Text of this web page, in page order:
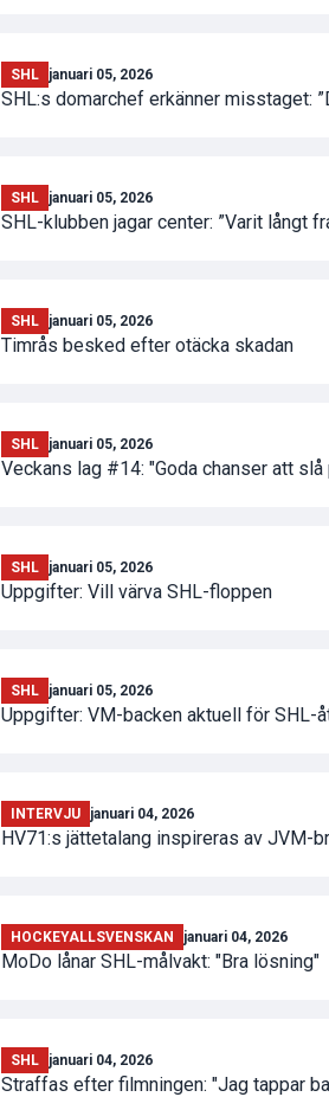
SHL januari 05, 2026
SHL:s domarchef erkänner misstaget:
SHL januari 05, 2026
SHL-klubben jagar center: ”Varit långt
SHL januari 05, 2026
Timrås besked efter otäcka skadan
SHL januari 05, 2026
Veckans lag #14: "Goda chanser att
SHL januari 05, 2026
Uppgifter: Vill värva SHL-floppen
SHL januari 05, 2026
Uppgifter: VM-backen aktuell för SHL-
INTERVJU januari 04, 2026
HV71:s jättetalang inspireras av JVM-
HOCKEYALLSVENSKAN januari 04, 2026
MoDo lånar SHL-målvakt: "Bra lösning"
SHL januari 04, 2026
Straffas efter filmningen: "Jag tappar